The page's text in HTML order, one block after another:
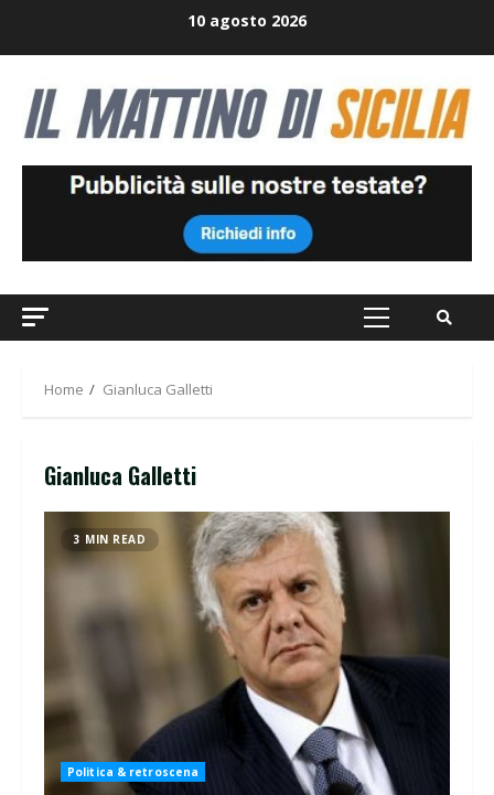
10 agosto 2026
Primary
Home Gianluca Galletti
Gianluca Galletti
3 MIN READ
Politica & retroscena